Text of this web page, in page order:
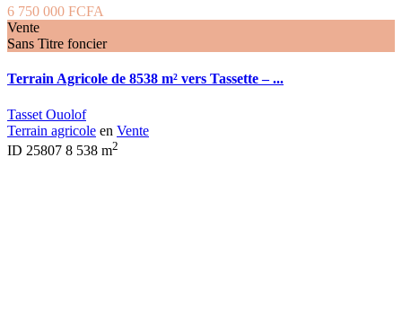
6 750 000 FCFA
Vente
Sans Titre foncier
Terrain Agricole de 8538 m² vers Tassette – ...
Tasset Ouolof
Terrain agricole en Vente
ID 25807 8 538 m2